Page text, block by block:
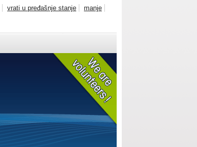
vrati u pređašnje stanje manje